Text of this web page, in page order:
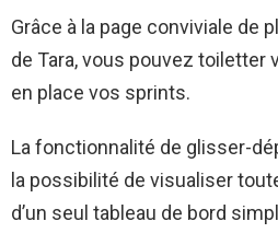
Grâce à la page conviviale de
de Tara, vous pouvez toiletter
en place vos sprints.
La fonctionnalité de glisser-
la possibilité de visualiser
d’un seul tableau de bord